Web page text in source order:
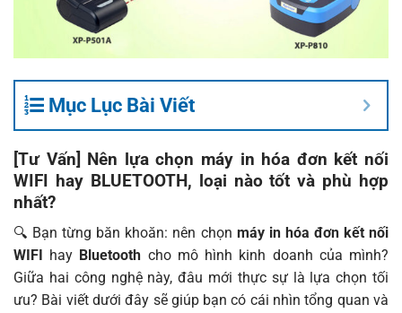
Mục Lục Bài Viết
[Tư Vấn] Nên lựa chọn máy in hóa đơn kết nối
WIFI hay BLUETOOTH, loại nào tốt và phù hợp
nhất?
🔍 Bạn từng băn khoăn: nên chọn máy in hóa đơn kết nối
WIFI
hay Bluetooth cho mô hình kinh doanh của mình?
Giữa hai công nghệ này, đâu mới thực sự là lựa chọn tối
ưu? Bài viết dưới đây sẽ giúp bạn có cái nhìn tổng quan và